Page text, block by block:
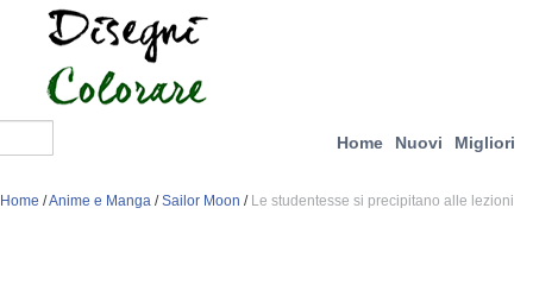
Home Nuovi Migliori
Home /Anime e Manga /Sailor Moon / Le studentesse si precipitano alle lezioni